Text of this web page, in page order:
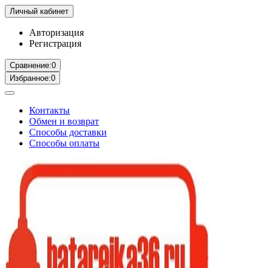
Личный кабинет
Авторизация
Регистрация
Сравнение:0
Избранное:0
Контакты
Обмен и возврат
Способы доставки
Способы оплаты